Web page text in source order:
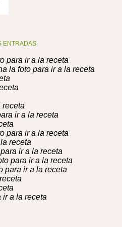
ENTRADAS
para ir a la receta
la foto para ir a la receta
receta
ir a la receta
para ir a la receta
receta
ir a la receta
para ir a la receta
para ir a la receta
ir a la receta